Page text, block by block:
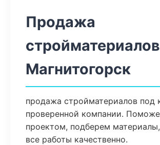
Продажа
Магнитогорск
продажа стройматериалов под
проверенной компании.
проектом, подберем
все работы качественно.